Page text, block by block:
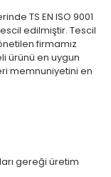
TS EN ISO 9001
edilmiştir. Tescil
firmamız
ürünü en uygun
memnuniyetini en
gereği üretim